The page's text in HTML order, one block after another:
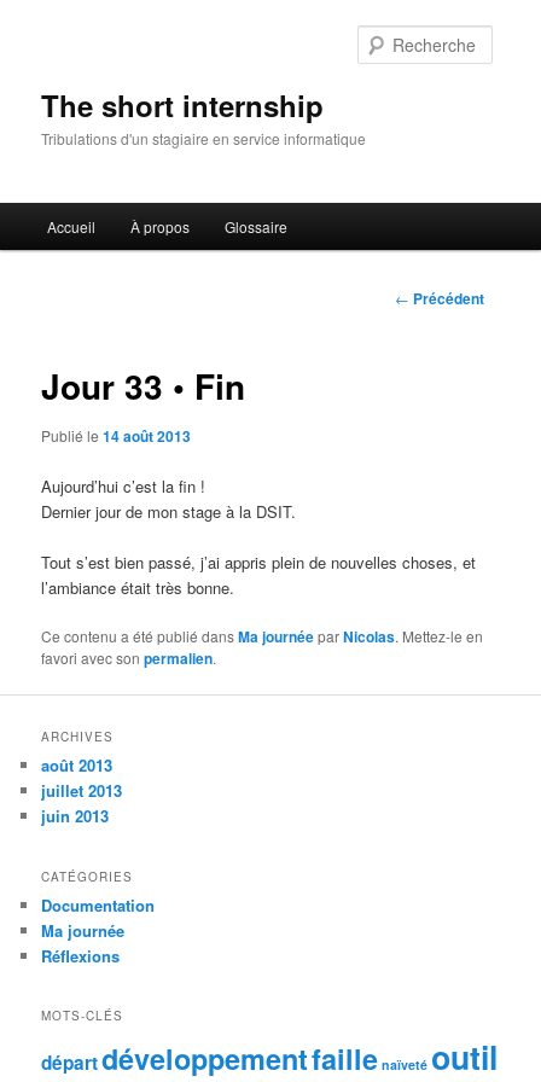
The short internship
Tribulations d'un stagiaire en service informatique
Aller au contenu principal
Aller au contenu secondaire
Accueil À propos Glossaire
Navigation des
← Précédent
Jour 33 • Fin
Publié le14 août 2013
Aujourd’hui c’est la fin !
Dernier jour de mon stage à la DSIT.
Tout s’est bien passé, j’ai appris plein de nouvelles choses, et
l’ambiance était très bonne.
Ce contenu a été publié dansMa journéeparNicolas. Mettez-le en
favori avec sonpermalien.
ARCHIVES
août 2013
juillet 2013
juin 2013
CATÉGORIES
Documentation
Ma journée
Réflexions
MOTS-CLÉS
départdéveloppementfaille naïveté outil